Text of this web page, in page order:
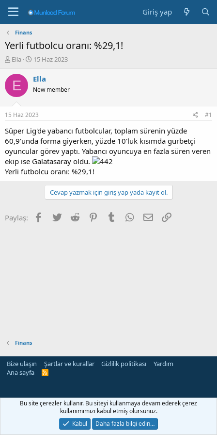
Giriş yap
Finans
Yerli futbolcu oranı: %29,1!
K
n
b
u
u
b
a
ş
l
a
t
a
n
Ella
B
ş
a
g
ı
ç
t
a
r
i
h
i
15 Haz 2023
E Ella
New member
15 Haz 2023 #1
Süper Lig'de yabancı futbolcular, toplam sürenin yüzde
60,9'unda forma giyerken, yüzde 10'luk kısımda gurbetçi
oyuncular görev yaptı. Yabancı oyuncuya en fazla süren veren
ekip ise Galatasaray oldu.
Yerli futbolcu oranı: %29,1!
Cevap yazmak için giriş yap yada kayıt ol.
Paylaş: Facebook
Twitter Reddit PinterestTumblr WhatsApp
E-posta
Finans
Bize ulaşın Şartlar ve kurallar Gizlilik politikası
Yardım
Ana sayfa
R
siteleri
Bu site çerezler kullanır. Bu siteyi kullanmaya devam ederek çerez
kullanımımızı kabul etmiş olursunuz.
Kabul
Daha fazla bilgi edin…